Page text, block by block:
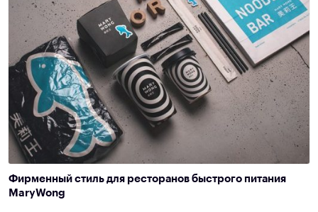
Фирменный стиль для ресторанов быстрого питания
MaryWong